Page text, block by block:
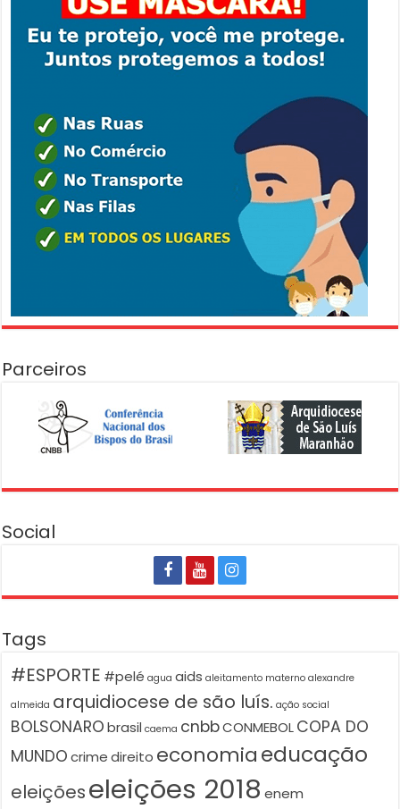
Parceiros
Social
Tags
#ESPORTE #pelé agua aids aleitamento materno alexandre
almeida arquidiocese de são luís. ação social
BOLSONARO brasil caema cnbbCONMEBOLCOPA DO
MUNDO crime direito economiaeducação
eleiçõeseleições 2018 enem